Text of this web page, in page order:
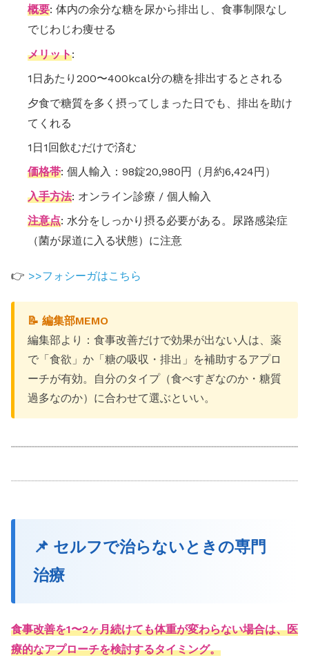
概要: 体内の余分な糖を尿から排出し、食事制限なし
でじわじわ痩せる
メリット:
1日あたり200〜400kcal分の糖を排出するとされる
夕食で糖質を多く摂ってしまった日でも、排出を助け
てくれる
1日1回飲むだけで済む
価格帯: 個人輸入：98錠20,980円（月約6,424円）
入手方法: オンライン診療 / 個人輸入
注意点: 水分をしっかり摂る必要がある。尿路感染症
（菌が尿道に入る状態）に注意
👉 >>フォシーガはこちら
📝 編集部MEMO
編集部より：食事改善だけで効果が出ない人は、薬
で「食欲」か「糖の吸収・排出」を補助するアプロ
ーチが有効。自分のタイプ（食べすぎなのか・糖質
過多なのか）に合わせて選ぶといい。
📌 セルフで治らないときの専門
治療
食事改善を1〜2ヶ月続けても体重が変わらない場合は、医
療的なアプローチを検討するタイミング。